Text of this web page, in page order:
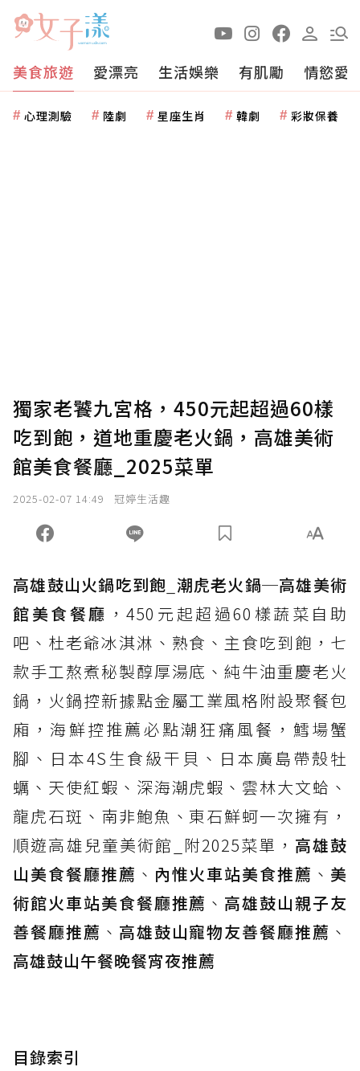
美食旅遊 愛漂亮 生活娛樂 有肌勵 情慾愛
心理測驗 陸劇 星座生肖 韓劇 彩妝保養
獨家老饕九宮格，450元起超過60樣
吃到飽，道地重慶老火鍋，高雄美術
館美食餐廳_2025菜單
2025-02-07 14:49 冠婷生活趣
高雄鼓山火鍋吃到飽 潮虎老火鍋─高雄美術
館美食餐廳 ，450元起超過60樣蔬菜自助
吧、杜老爺冰淇淋、熟食、主食吃到飽，七
款手工熬煮秘製醇厚湯底、純牛油重慶老火
鍋，火鍋控新據點金屬工業風格附設聚餐包
廂，海鮮控推薦必點潮狂痛風餐，鱈場蟹
腳、日本4S生食級干貝、日本廣島帶殼牡
蠣、天使紅蝦、深海潮虎蝦、雲林大文蛤、
龍虎石斑、南非鮑魚、東石鮮蚵一次擁有，
順遊高雄兒童美術館_附2025菜單， 高雄鼓
山美食餐廳推薦 、 內惟火車站美食推薦 、 美
術館火車站美食餐廳推薦 、 高雄鼓山親子友
善餐廳推薦 、 高雄鼓山寵物友善餐廳推薦 、
高雄鼓山午餐晚餐宵夜推薦
目錄索引